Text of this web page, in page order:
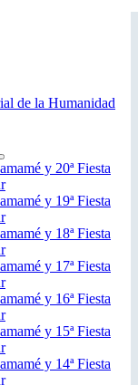
de la Humanidad
y 20ª Fiesta
y 19ª Fiesta
y 18ª Fiesta
y 17ª Fiesta
y 16ª Fiesta
y 15ª Fiesta
y 14ª Fiesta